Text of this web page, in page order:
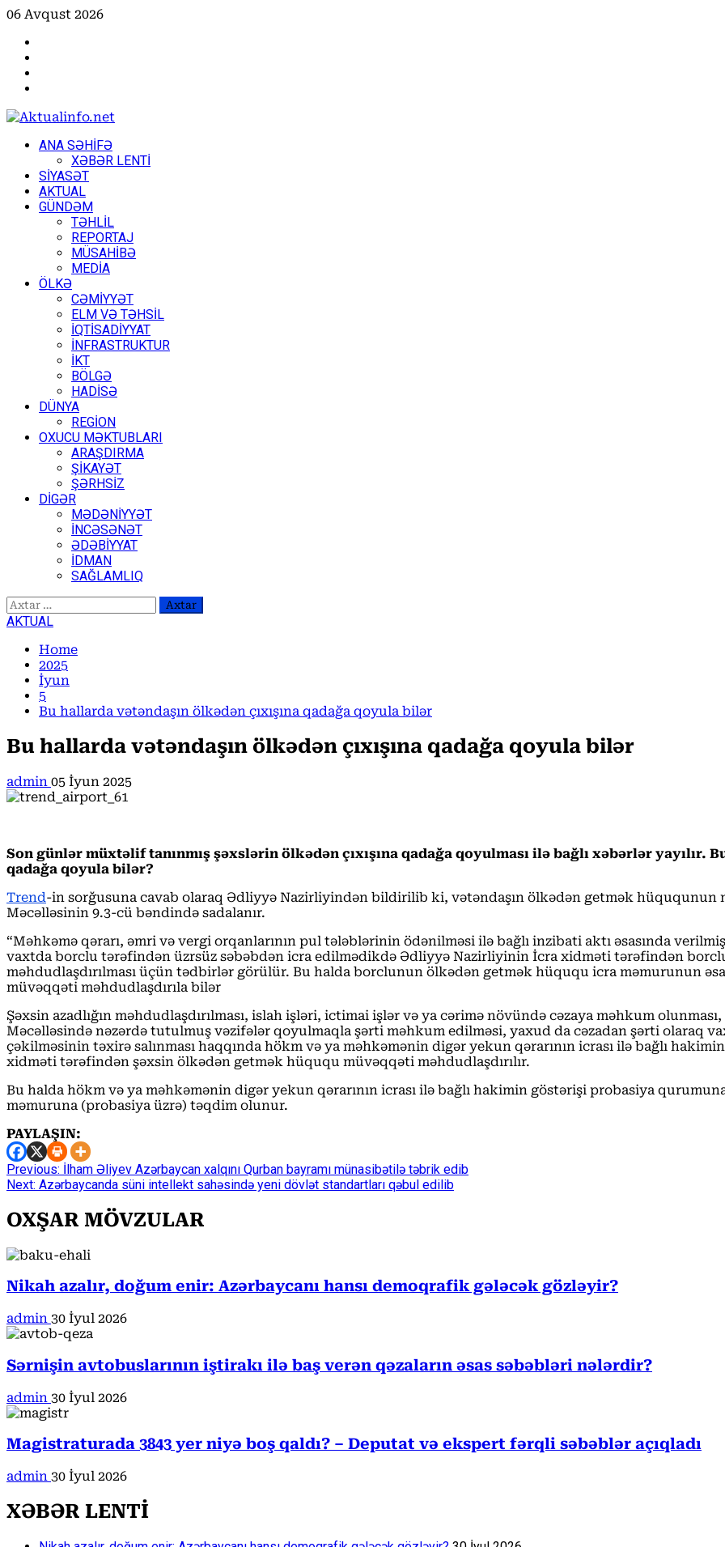
Skip
content
06 Avqust 2026
PrimaryANA SƏHİFƏ
XƏBƏR LENTİ
SİYASƏT
AKTUAL
GÜNDƏM
TƏHLİL
REPORTAJ
MÜSAHİBƏ
MEDİA
ÖLKƏ
CƏMİYYƏT
ELM VƏ TƏHSİL
İQTİSADİYYAT
İNFRASTRUKTUR
İKT
BÖLGƏ
HADİSƏ
DÜNYA
REGİON
OXUCU MƏKTUBLARI
ARAŞDIRMA
ŞİKAYƏT
ŞƏRHSİZ
DİGƏR
MƏDƏNİYYƏT
İNCƏSƏNƏT
ƏDƏBİYYAT
İDMAN
SAĞLAMLIQ
Axtarış:
AKTUAL
Home
2025
İyun
5
Bu hallarda vətəndaşın ölkədən çıxışına qadağa qoyula bilər
Bu hallarda vətəndaşın ölkədən çıxışına qadağa qoyula bilər
admin 05 İyun 2025
Son günlər müxtəlif tanınmış şəxslərin ölkədən çıxışına qadağa qoyulması ilə bağlı xəbərlər yayılır.
qadağa qoyula bilər?
Trend-in sorğusuna cavab olaraq Ədliyyə Nazirliyindən bildirilib ki, vətəndaşın ölkədən getmək hüququnun
Məcəlləsinin 9.3-cü bəndində sadalanır.
“Məhkəmə qərarı, əmri və vergi orqanlarının pul tələblərinin ödənilməsi ilə bağlı inzibati aktı əsasında
vaxtda borclu tərəfindən üzrsüz səbəbdən icra edilmədikdə Ədliyyə Nazirliyinin İcra xidməti tərəfindən
məhdudlaşdırılması üçün tədbirlər görülür. Bu halda borclunun ölkədən getmək hüququ icra məmurunun
müvəqqəti məhdudlaşdırıla bilər
Şəxsin azadlığın məhdudlaşdırılması, islah işləri, ictimai işlər və ya cərimə növündə cəzaya məhkum
Məcəlləsində nəzərdə tutulmuş vəzifələr qoyulmaqla şərti məhkum edilməsi, yaxud da cəzadan şərti olaraq
çəkilməsinin təxirə salınması haqqında hökm və ya məhkəmənin digər yekun qərarının icrası ilə bağlı
xidməti tərəfindən şəxsin ölkədən getmək hüququ müvəqqəti məhdudlaşdırılır.
Bu halda hökm və ya məhkəmənin digər yekun qərarının icrası ilə bağlı hakimin göstərişi probasiya
məmuruna (probasiya üzrə) təqdim olunur.
PAYLAŞIN:
Continue
Reading
Previous: İlham Əliyev Azərbaycan xalqını Qurban bayramı münasibətilə təbrik edib
Next: Azərbaycanda süni intellekt sahəsində yeni dövlət standartları qəbul edilib
OXŞAR MÖVZULAR
Nikah azalır, doğum enir: Azərbaycanı hansı demoqrafik gələcək gözləyir?
admin 30 İyul 2026
Sərnişin avtobuslarının iştirakı ilə baş verən qəzaların əsas səbəbləri nələrdir?
admin 30 İyul 2026
Magistraturada 3843 yer niyə boş qaldı? – Deputat və ekspert fərqli səbəblər açıqladı
admin 30 İyul 2026
XƏBƏR LENTİ